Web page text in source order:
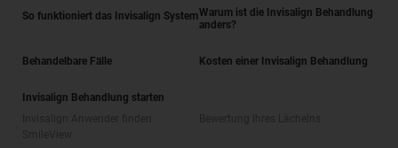
So funktioniert das Invisalign SystemWarum ist die Invisalign Behandlung
anders?
Behandelbare Fälle Kosten einer Invisalign Behandlung
Invisalign Behandlung starten